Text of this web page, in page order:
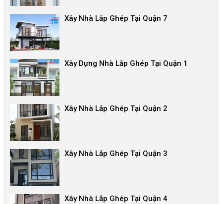
Xây Nhà Lắp Ghép Tại Quận 7
Xây Dựng Nhà Lắp Ghép Tại Quận 1
Xây Nhà Lắp Ghép Tại Quận 2
Xây Nhà Lắp Ghép Tại Quận 3
Xây Nhà Lắp Ghép Tại Quận 4